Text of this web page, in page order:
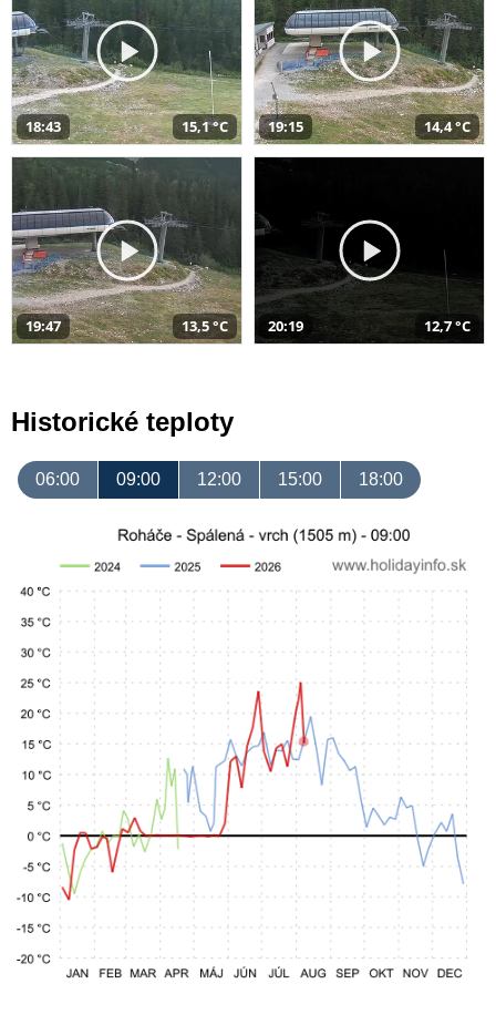
18:43 15,1 °C 19:15 14,4 °C
19:47 13,5 °C 20:19 12,7 °C
Historické teploty
06:00 09:00 12:00 15:00 18:00